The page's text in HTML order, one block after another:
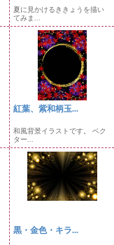
夏に見かけるききょうを描い
てみま...
紅葉、紫和柄玉...
和風背景イラストです。 ベク
ター...
黒・金色・キラ...